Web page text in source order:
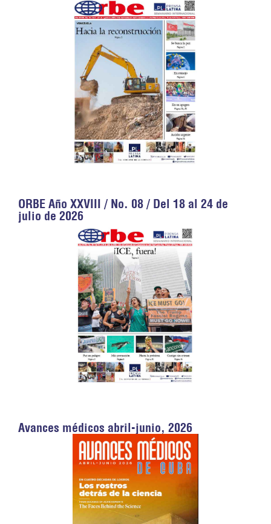
ORBE Año XXVIII / No. 08 / Del 18 al 24 de
julio de 2026
Avances médicos abril-junio, 2026